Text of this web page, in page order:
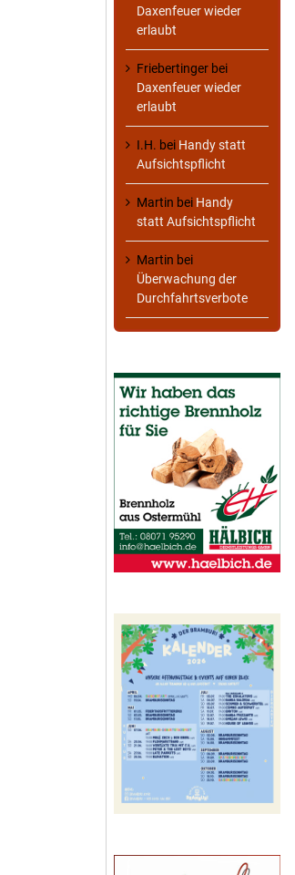
Daxenfeuer wieder
erlaubt
Friebertinger bei
Daxenfeuer wieder
erlaubt
I.H. bei Handy statt
Aufsichtspflicht
Martin bei Handy
statt Aufsichtspflicht
Martin bei
Überwachung der
Durchfahrtsverbote